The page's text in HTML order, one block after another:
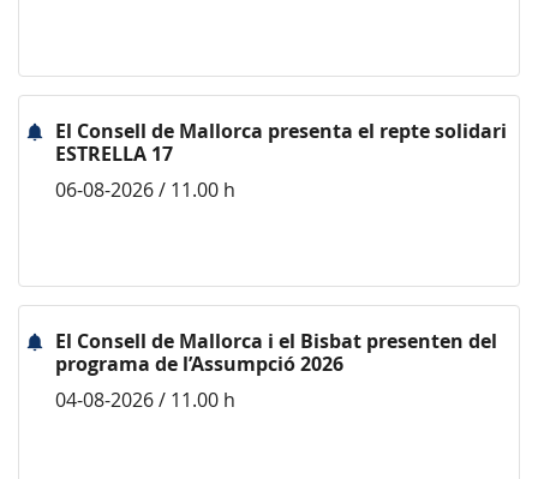
El Consell de Mallorca presenta el repte solidari
ESTRELLA 17
06-08-2026 / 11.00 h
El Consell de Mallorca i el Bisbat presenten del
programa de l’Assumpció 2026
04-08-2026 / 11.00 h